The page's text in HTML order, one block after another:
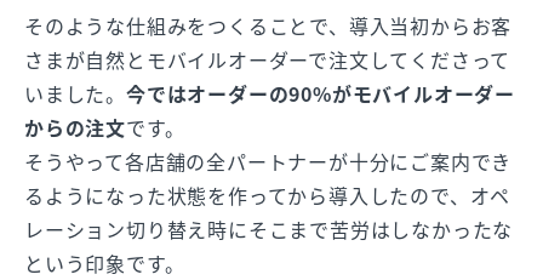
そのような仕組みをつくることで、導入当初からお客
さまが自然とモバイルオーダーで注文してくださって
いました。 今ではオーダーの90%がモバイルオーダー
からの注文です。
そうやって各店舗の全パートナーが十分にご案内でき
るようになった状態を作ってから導入したので、オペ
レーション切り替え時にそこまで苦労はしなかったな
という印象です。